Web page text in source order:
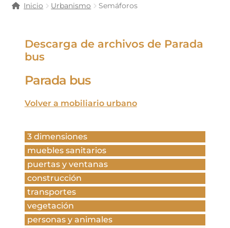
Inicio Urbanismo Semáforos
Descarga de archivos de Parada
bus
Parada bus
Volver a mobiliario urbano
3 dimensiones
muebles sanitarios
puertas y ventanas
construcción
transportes
vegetación
personas y animales